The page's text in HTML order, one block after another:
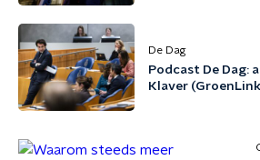
De Dag
Podcast De Dag:
Klaver